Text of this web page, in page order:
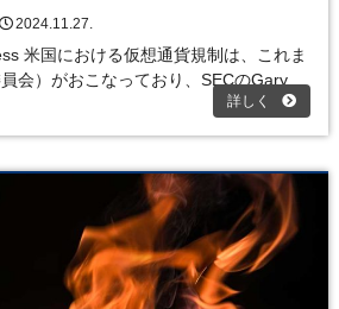
2024.11.27.
米国における仮想通貨規制は、これま
会）がおこなっており、SECのGary
詳しく